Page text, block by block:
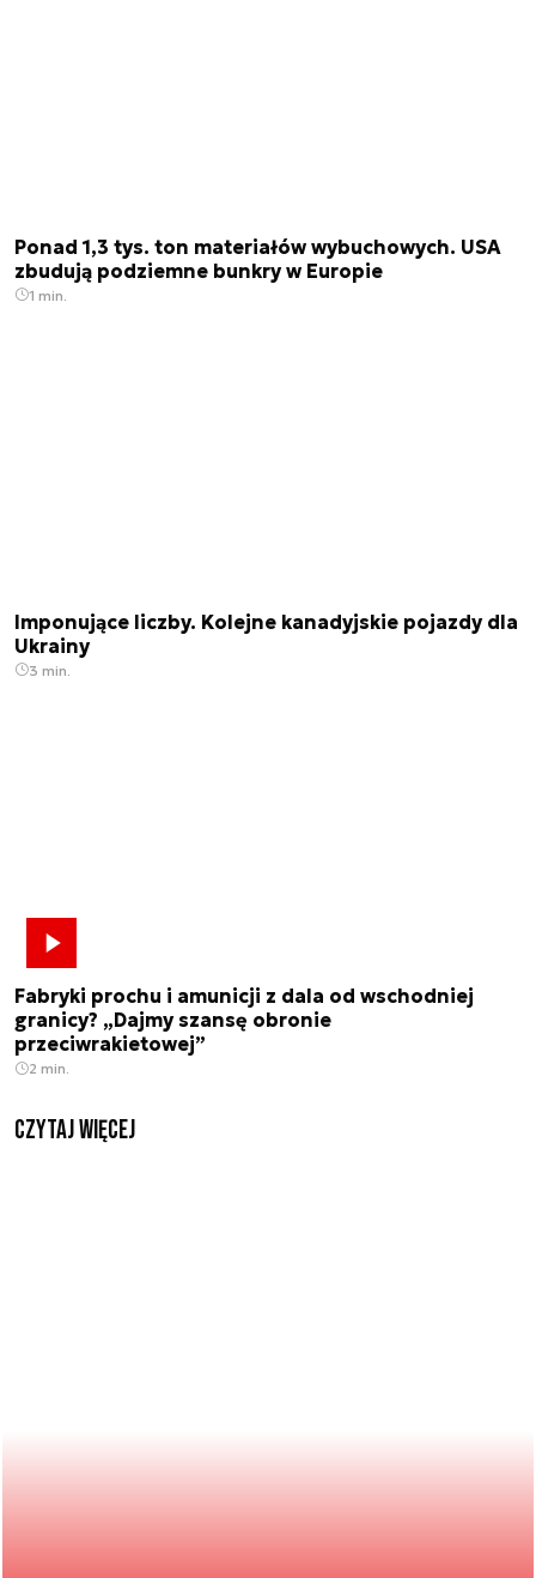
Ponad 1,3 tys. ton materiałów wybuchowych. USA
zbudują podziemne bunkry w Europie
1 min.
Imponujące liczby. Kolejne kanadyjskie pojazdy dla
Ukrainy
3 min.
Fabryki prochu i amunicji z dala od wschodniej
granicy? „Dajmy szansę obronie
przeciwrakietowej”
2 min.
czytaj więcej